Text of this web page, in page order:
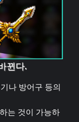
뀐다.
나 방어구 등의
는 것이 가능하